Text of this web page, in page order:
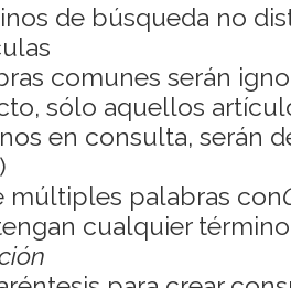
de búsqueda no
comunes serán
sólo aquellos
en consulta, serán
múltiples palabras con
cualquier